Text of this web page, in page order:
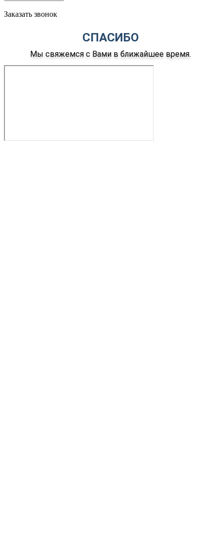
Заказать звонок
СПАСИБО
Мы свяжемся с Вами в ближайшее время.